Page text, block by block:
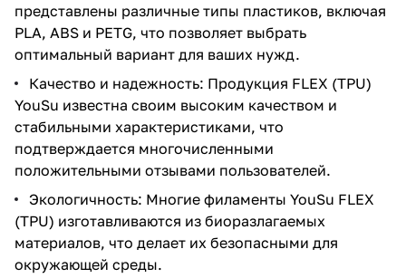
представлены различные типы пластиков, включая
PLA, ABS и PETG, что позволяет выбрать
оптимальный вариант для ваших нужд.
Качество и надежность: Продукция FLEX (TPU)
YouSu известна своим высоким качеством и
стабильными характеристиками, что
подтверждается многочисленными
положительными отзывами пользователей.
Экологичность: Многие филаменты YouSu FLEX
(TPU) изготавливаются из биоразлагаемых
материалов, что делает их безопасными для
окружающей среды.